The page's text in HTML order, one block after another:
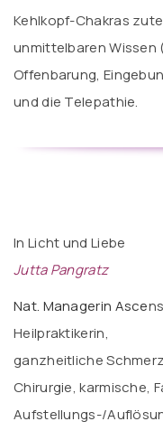
Kehlkopf-Chakras
unmittelbaren Wissen
Offenbarung,
und die Telepathie.
In Licht und Liebe
Jutta Pangratz
Nat. Managerin Asce
Heilpraktikerin,
ganzheitliche
Chirurgie, karmische,
Aufstellungs-/